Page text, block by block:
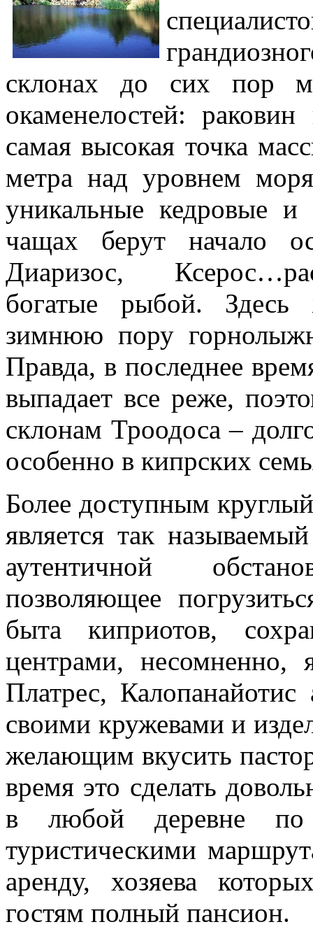
склонах до сих пор
окаменелостей:
самая высокая точка
метра над уровнем
уникальные кедровые
чащах берут начало
Диаризос,
богатые рыбой. Здесь
зимнюю пору
Правда, в последнее
выпадает все реже,
склонам Троодоса –
особенно в кипрских
Более доступным
является так
аутентичной
позволяющее
быта киприотов,
центрами, несомненно,
Платрес,
своими кружевами и
желающим вкусить
время это сделать
в любой деревне по
туристическими
аренду, хозяева
гостям полный пансион.